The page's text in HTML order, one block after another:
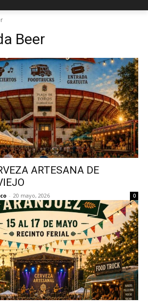
Beer
ARTESANA DE
- 20 mayo, 2026 0